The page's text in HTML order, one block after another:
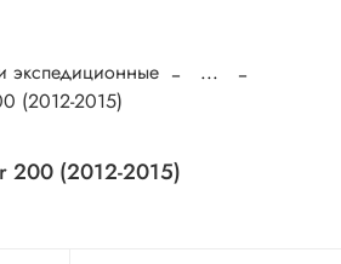
экспедиционные
...
(2012-2015)
200 (2012-2015)